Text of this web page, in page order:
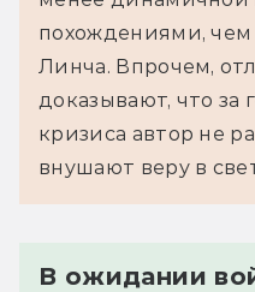
похождениями,
Линча. Впрочем,
доказывают, что за
кризиса автор не
внушают веру в
В ожидании